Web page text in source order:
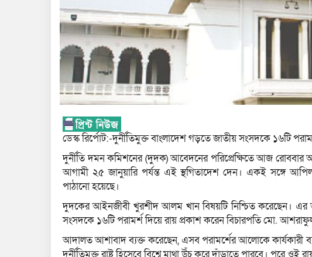
ডেস্ক রির্পোট:-দুর্নীতিমুক্ত বাংলাদেশ গড়তে জাতীয় সংসদকে ১৬টি
দুর্নীতি দমন কমিশনের (দুদক) আবেদনের পরিপ্রেক্ষিতে আজ রোববার
আগামী ২৫ জানুয়ারি পর্যন্ত এই স্থগিতাদেশ দেন। একই সঙ্গে
পাঠানো হয়েছে।
দুদকের আইনজীবী খুরশীদ আলম খান বিষয়টি নিশ্চিত করেছেন। এর
সংসদকে ১৬টি পরামর্শ দিয়ে রায় প্রকাশ করেন বিচারপতি মো.
আদালত আশাবাদ ব্যক্ত করেছেন, এসব পরামর্শের আলোকে কার্যকারী